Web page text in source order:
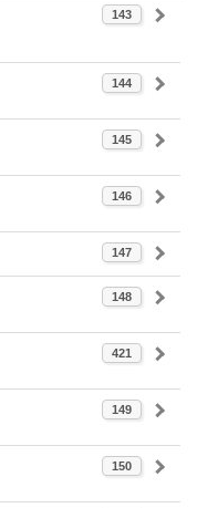
143
144
145
146
147
148
421
149
150